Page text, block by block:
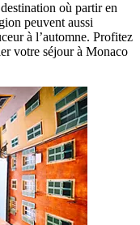
où partir en
peuvent aussi
à l’automne. Profitez
votre séjour à Monaco